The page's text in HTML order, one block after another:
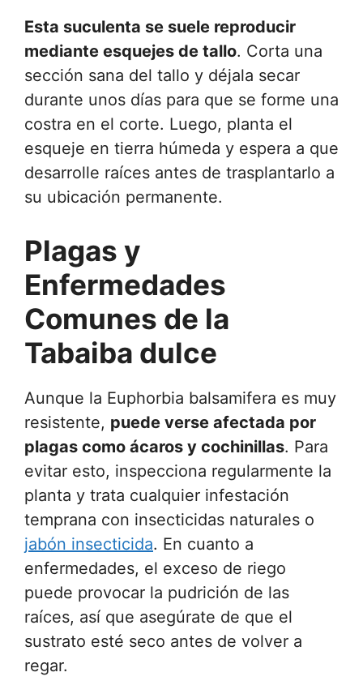
Esta suculenta se suele reproducir
mediante esquejes de tallo. Corta una
sección sana del tallo y déjala secar
durante unos días para que se forme una
costra en el corte. Luego, planta el
esqueje en tierra húmeda y espera a que
desarrolle raíces antes de trasplantarlo a
su ubicación permanente.
Plagas y
Enfermedades
Comunes de la
Tabaiba dulce
Aunque la Euphorbia balsamifera es muy
resistente, puede verse afectada por
plagas como ácaros y cochinillas. Para
evitar esto, inspecciona regularmente la
planta y trata cualquier infestación
temprana con insecticidas naturales o
jabón insecticida. En cuanto a
enfermedades, el exceso de riego
puede provocar la pudrición de las
raíces, así que asegúrate de que el
sustrato esté seco antes de volver a
regar.